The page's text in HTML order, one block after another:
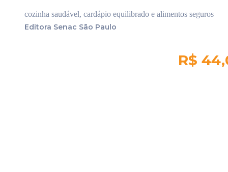
cozinha saudável, cardápio equilibrado e alimentos seguros
Editora Senac São Paulo
R$